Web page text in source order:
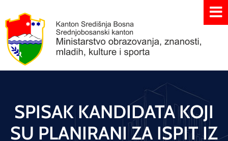
SPISAK KANDIDATA KOJI
SU PLANIRANI ZA ISPIT IZ